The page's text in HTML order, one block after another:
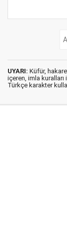
UYARI: Küfür,
içeren, imla kuralları
Türkçe karakter